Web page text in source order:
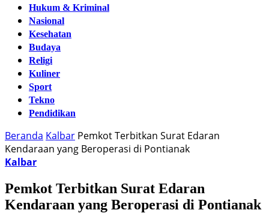
Hukum & Kriminal
Nasional
Kesehatan
Budaya
Religi
Kuliner
Sport
Tekno
Pendidikan
Beranda Kalbar Pemkot Terbitkan Surat Edaran
Kendaraan yang Beroperasi di Pontianak
Kalbar
Pemkot Terbitkan Surat Edaran
Kendaraan yang Beroperasi di Pontianak